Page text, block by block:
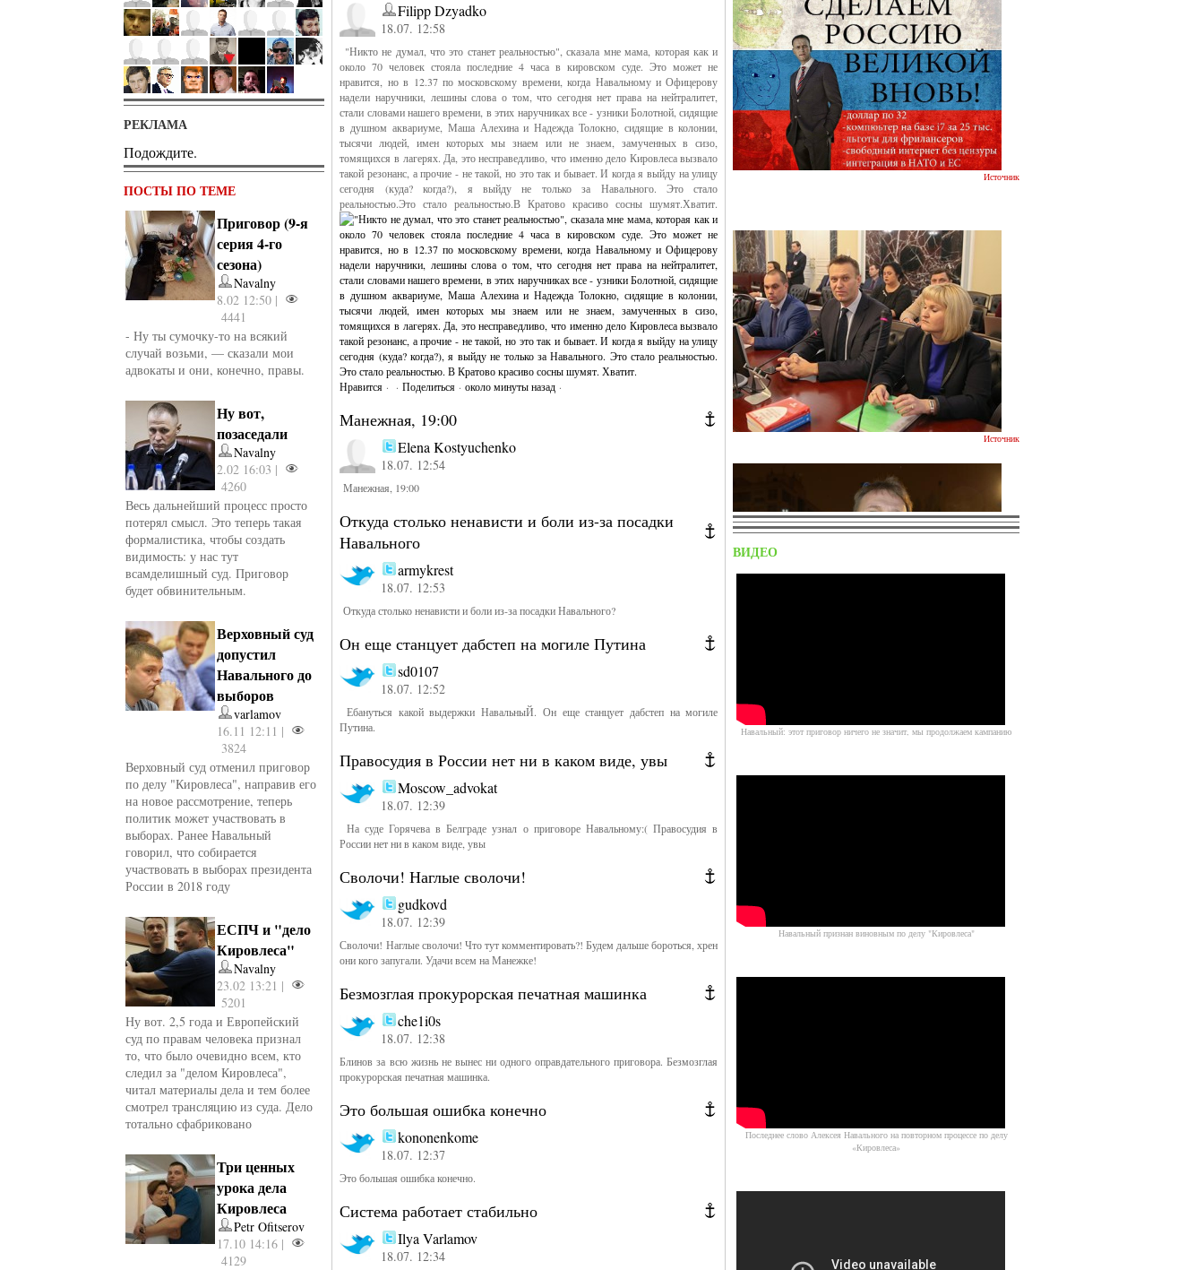
РЕКЛАМА
Подождите.
ПОСТЫ ПО ТЕМЕ
Приговор (9-я
серия 4-го
сезона)
Navalny
8.02 12:50 |
4441
- Ну ты сумочку-то на всякий
случай возьми, — сказали мои
адвокаты и они, конечно, правы.
Ну вот,
позаседали
Navalny
2.02 16:03 |
4260
Весь дальнейший процесс просто
потерял смысл. Это теперь такая
формалистика, чтобы создать
видимость: у нас тут
всамделишный суд. Приговор
будет обвинительным.
Верховный суд
допустил
Навального до
выборов
varlamov
16.11 12:11 |
3824
Верховный суд отменил приговор
по делу "Кировлеса", направив его
на новое рассмотрение, теперь
политик может участвовать в
выборах. Ранее Навальный
говорил, что собирается
участвовать в выборах президента
России в 2018 году
ЕСПЧ и "дело
Кировлеса"
Navalny
23.02 13:21 |
5201
Ну вот. 2,5 года и Европейский
суд по правам человека признал
то, что было очевидно всем, кто
следил за "делом Кировлеса",
читал материалы дела и тем более
смотрел трансляцию из суда. Дело
тотально сфабриковано
Три ценных
урока дела
Кировлеса
Petr Ofitserov
17.10 14:16 |
4129
Filipp Dzyadko
18.07. 12:58
"Никто не думал, что это станет реальностью", сказала мне мама, которая как и
около 70 человек стояла последние 4 часа в кировском суде. Это может не
нравится, но в 12.37 по московскому времени, когда Навальному и Офицерову
надели наручники, лешины слова о том, что сегодня нет права на нейтралитет,
стали словами нашего времени, в этих наручниках все - узники Болотной, сидящие
в душном аквариуме, Маша Алехина и Надежда Толокно, сидящие в колонии,
тысячи людей, имен которых мы знаем или не знаем, замученных в сизо,
томящихся в лагерях. Да, это несправедливо, что именно дело Кировлеса вызвало
такой резонанс, а прочие - не такой, но это так и бывает. И когда я выйду на улицу
сегодня (куда? когда?), я выйду не только за Навального. Это стало
реальностью.Это стало реальностью.В Кратово красиво сосны шумят.Хватит.
Нравится · ·Поделиться ·около минуты назад ·
Манежная, 19:00
Elena Kostyuchenko
18.07. 12:54
Манежная, 19:00
Откуда столько ненависти и боли из-за посадки
Навального
armykrest
18.07. 12:53
Откуда столько ненависти и боли из-за посадки Навального?
Он еще станцует дабстеп на могиле Путина
sd0107
18.07. 12:52
Ебануться какой выдержки НавальныЙ. Он еще станцует дабстеп на могиле
Путина.
Правосудия в России нет ни в каком виде, увы
Moscow_advokat
18.07. 12:39
На суде Горячева в Белграде узнал о приговоре Навальному:( Правосудия в
России нет ни в каком виде, увы
Сволочи! Наглые сволочи!
gudkovd
18.07. 12:39
Сволочи! Наглые сволочи! Что тут комментировать?! Будем дальше бороться, хрен
они кого запугали. Удачи всем на Манежке!
Безмозглая прокурорская печатная машинка
che1i0s
18.07. 12:38
Блинов за всю жизнь не вынес ни одного оправдательного приговора. Безмозглая
прокурорская печатная машинка.
Это большая ошибка конечно
kononenkome
18.07. 12:37
Это большая ошибка конечно.
Система работает стабильно
Ilya Varlamov
18.07. 12:34
Источник
Источник
ВИДЕО
Навальный: этот приговор ничего не значит, мы продолжаем кампанию
Навальный признан виновным по делу "Кировлеса"
Последнее слово Алексея Навального на повторном процессе по делу
«Кировлеса»